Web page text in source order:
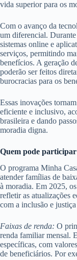
vida superior para os
Com o avanço da
um diferencial.
sistemas online e
serviços, permitindo
benefícios. A geração
poderão ser feitos
burocracias para os
Essas inovações
eficiente e inclusivo,
brasileira e dando
moradia digna.
Quem pode
O programa Minha
atender famílias de
à moradia. Em 2025,
refletir as atualizações
com a inclusão e
Faixas de renda: O
renda familiar mensal.
específicas, com
de beneficiários. Por